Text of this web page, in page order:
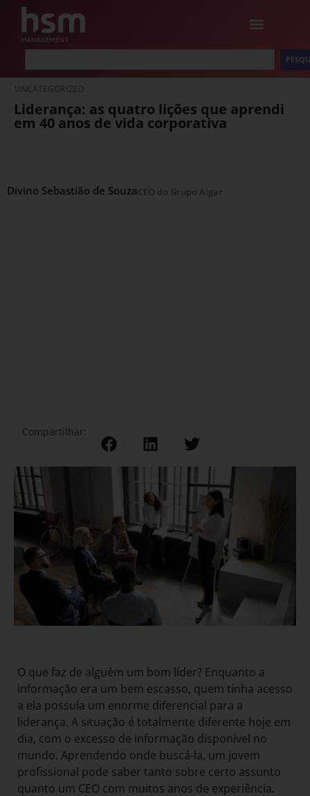
UNCATEGORIZED
Liderança: as quatro lições que aprendi
em 40 anos de vida corporativa
Divino Sebastião de SouzaCEO do Grupo Algar
Compartilhar:
O que faz de alguém um bom líder? Enquanto a
informação era um bem escasso, quem tinha acesso
a ela possuía um enorme diferencial para a
liderança. A situação é totalmente diferente hoje em
dia, com o excesso de informação disponível no
mundo. Aprendendo onde buscá-la, um jovem
profissional pode saber tanto sobre certo assunto
quanto um CEO com muitos anos de experiência.